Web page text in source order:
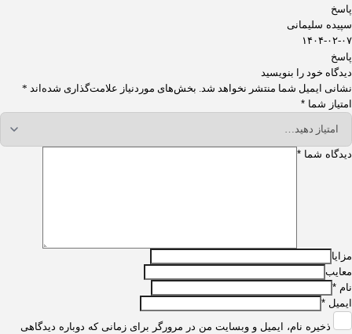
پاسخ
سپیده سلیمانی
۱۴۰۴-۰۲-۰۷
پاسخ
دیدگاه خود را بنویسید
نشانی ایمیل شما منتشر نخواهد شد. بخش‌های موردنیاز علامت‌گذاری شده‌اند *
امتیاز شما *
دیدگاه شما *
مزایا
معایب
نام *
ایمیل *
ذخیره نام، ایمیل و وبسایت من در مرورگر برای زمانی که دوباره دیدگاهی